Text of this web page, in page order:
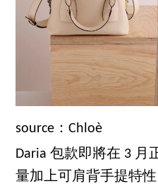
source：Chloè
Daria 包款即將在 3 月
量加上可肩背手提特